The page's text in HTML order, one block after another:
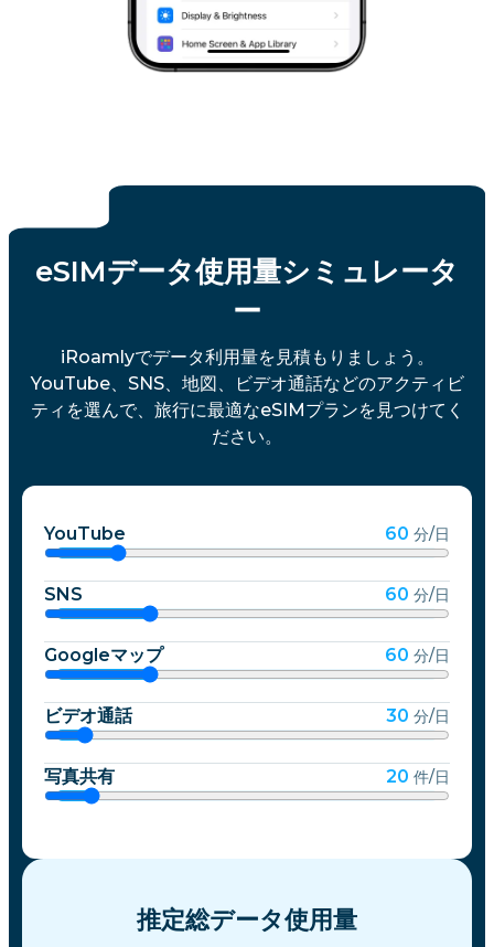
eSIMデータ使用量シミュレータ
ー
iRoamlyでデータ利用量を見積もりましょう。
YouTube、SNS、地図、ビデオ通話などのアクティビ
ティを選んで、旅行に最適なeSIMプランを見つけてく
ださい。
YouTube 60 分/日
SNS 60 分/日
Googleマップ 60 分/日
ビデオ通話 30 分/日
写真共有 20 件/日
推定総データ使用量